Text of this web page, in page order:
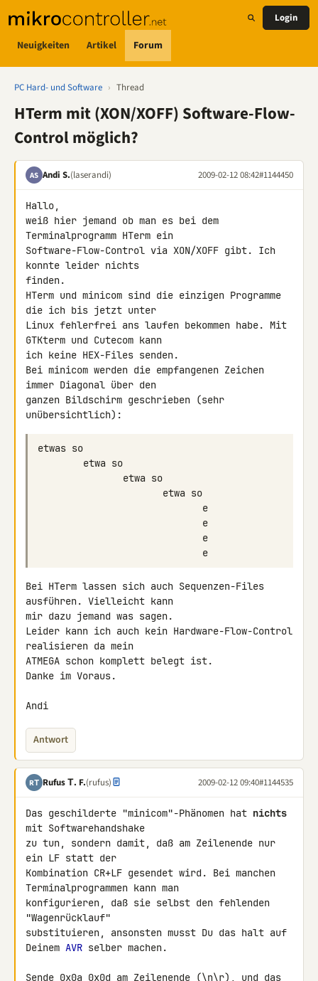
Neuigkeiten Artikel Forum
Login
PC Hard- und Software › Thread
HTerm mit (XON/XOFF) Software-Flow-
Control möglich?
AS Andi S.(laserandi) 2009-02-12 08:42#1144450
Hallo,
weiß hier jemand ob man es bei dem
Terminalprogramm HTerm ein
Software-Flow-Control via XON/XOFF gibt. Ich
konnte leider nichts
finden.
HTerm und minicom sind die einzigen Programme
die ich bis jetzt unter
Linux fehlerfrei ans laufen bekommen habe. Mit
GTKterm und Cutecom kann
ich keine HEX-Files senden.
Bei minicom werden die empfangenen Zeichen
immer Diagonal über den
ganzen Bildschirm geschrieben (sehr
unübersichtlich):
Bei HTerm lassen sich auch Sequenzen-Files
ausführen. Vielleicht kann
mir dazu jemand was sagen.
Leider kann ich auch kein Hardware-Flow-Control
realisieren da mein
ATMEGA schon komplett belegt ist.
Danke im Voraus.
Andi
Antwort
RΤ Rufus Τ. F.(rufus) 2009-02-12 09:40#1144535
Das geschilderte "minicom"-Phänomen hat nichts
mit Softwarehandshake
zu tun, sondern damit, daß am Zeilenende nur
ein LF statt der
Kombination CR+LF gesendet wird. Bei manchen
Terminalprogrammen kann man
konfigurieren, daß sie selbst den fehlenden
"Wagenrücklauf"
substituieren, ansonsten musst Du das halt auf
Deinem AVR selber machen.
Sende 0x0a 0x0d am Zeilenende (\n\r), und das